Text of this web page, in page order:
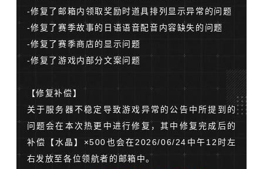
-修复了邮箱内领取奖励时道具排列显示异常的问题
-修复了赛季故事的日语语音配音内容缺失的问题
-修复了赛季商店的显示问题
-修复了游戏内部分文案问题
【修复补偿】
关于服务器不稳定导致游戏异常的公告中所提到的
问题会在本次热更中进行修复，其中修复完成后的
补偿【水晶】×500也会在2026/06/24中午12时左
右发放至各位领航者的邮箱中。